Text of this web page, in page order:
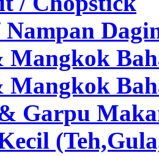
Mangkok
Garpu